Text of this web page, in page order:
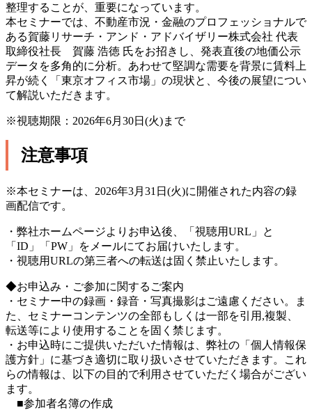
整理することが、重要になっています。
本セミナーでは、不動産市況・金融のプロフェッショナルで
ある賀藤リサーチ・アンド・アドバイザリー株式会社 代表
取締役社長 賀藤 浩徳 氏をお招きし、発表直後の地価公示
データを多角的に分析。あわせて堅調な需要を背景に賃料上
昇が続く「東京オフィス市場」の現状と、今後の展望につい
て解説いただきます。
※視聴期限：2026年6月30日(火)まで
注意事項
※本セミナーは、2026年3月31日(火)に開催された内容の録
画配信です。
・弊社ホームページよりお申込後、「視聴用URL」と
「ID」「PW」をメールにてお届けいたします。
・視聴用URLの第三者への転送は固く禁止いたします。
◆お申込み・ご参加に関するご案内
・セミナー中の録画・録音・写真撮影はご遠慮ください。ま
た、セミナーコンテンツの全部もしくは一部を引用,複製、
転送等により使用することを固く禁じます。
・お申込時にご提供いただいた情報は、弊社の「個人情報保
護方針」に基づき適切に取り扱いさせていただきます。これ
らの情報は、以下の目的で利用させていただく場合がござい
ます。
■参加者名簿の作成